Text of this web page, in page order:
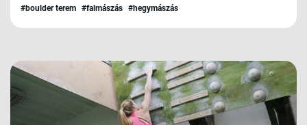
#boulder terem #falmászás #hegymászás